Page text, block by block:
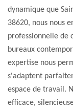
dynamique que
38620, nous nous
professionnelle de
bureaux
expertise nous
s'adaptent
espace de travail.
efficace,